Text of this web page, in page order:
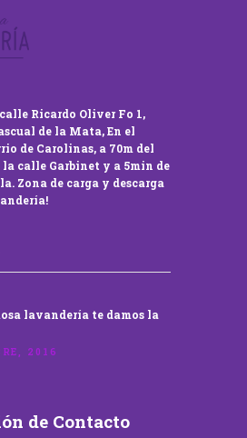
Ricardo Oliver Fo 1,
de la Mata, En el
de Carolinas, a 70m del
la calle Garbinet y a 5min de
Zona de carga y descarga
lavandería te damos la
2016
de Contacto